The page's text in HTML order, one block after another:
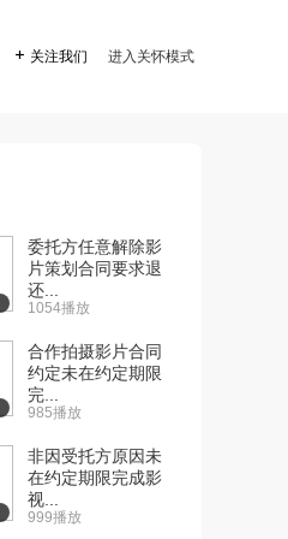
 关注我们 进入关怀模式
委托方任意解除影
片策划合同要求退
还...
1054播放
合作拍摄影片合同
约定未在约定期限
完...
985播放
非因受托方原因未
在约定期限完成影
视...
999播放